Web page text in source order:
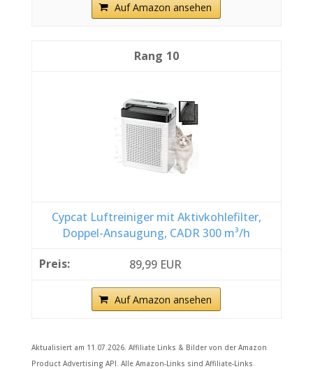
Auf Amazon ansehen
10
Cypcat Luftreiniger mit Aktivkohlefilter,
Doppel-Ansaugung, CADR 300 m³/h
89,99 EUR
Auf Amazon ansehen
Aktualisiert am 11.07.2026. Affiliate Links & Bilder von der Amazon
Product Advertising API. Alle Amazon-Links sind Affiliate-Links.